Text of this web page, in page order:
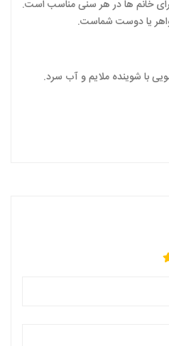
خانم ها در هر سنی مناسب است.
یا دوست شماست.
با شوینده ملایم و آب سرد.